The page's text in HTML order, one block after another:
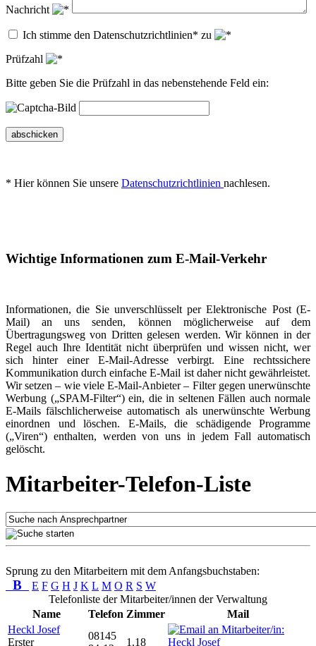
Nachricht
Ich stimme den Datenschutzrichtlinien* zu
Prüfzahl
Bitte geben Sie die Prüfzahl in das nebenstehende Feld ein:
abschicken
* Hier können Sie unsere Datenschutzrichtlinien nachlesen.
Wichtige Informationen zum E-Mail-Verkehr
Informationen, die Sie unverschlüsselt per Elektronische Post (E-
Mail) an uns senden, können möglicherweise auf dem
Übertragungsweg von Dritten gelesen werden. Wir können in der
Regel auch Ihre Identität nicht überprüfen und wissen nicht, wer
sich hinter einer E-Mail-Adresse verbirgt. Eine rechtssichere
Kommunikation durch einfache E-Mail ist daher nicht gewährleistet.
Wir setzen – wie viele E-Mail-Anbieter – Filter gegen unerwünschte
Werbung („SPAM-Filter“) ein, die in seltenen Fällen auch normale
E-Mails fälschlicherweise automatisch als unerwünschte Werbung
einordnen und löschen. E-Mails, die schädigende Programme
(„Viren“) enthalten, werden von uns in jedem Fall automatisch
gelöscht.
Mitarbeiter-Telefon-Liste
Sprung zu den Mitarbeitern mit dem Anfangsbuchstaben:
B E F G H J K L M O R S W
Telefonliste der Mitarbeiter/innen der Verwaltung
Name
Telefon Zimmer
Mail
Heckl Josef
Erster
08145
1.18